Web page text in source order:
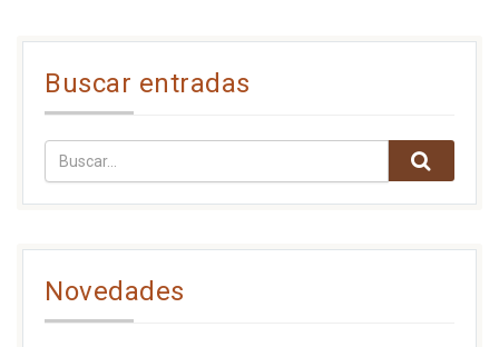
Buscar entradas
Novedades